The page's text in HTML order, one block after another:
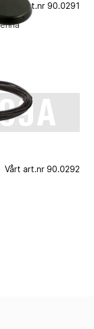
Vårt art.nr 90.0291
Vårt art.nr 90.0292